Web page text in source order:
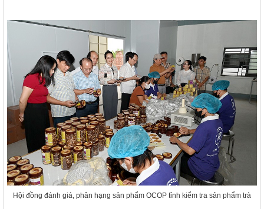
Hội đồng đánh giá, phân hạng sản phẩm OCOP tỉnh kiểm tra sản phẩm trà